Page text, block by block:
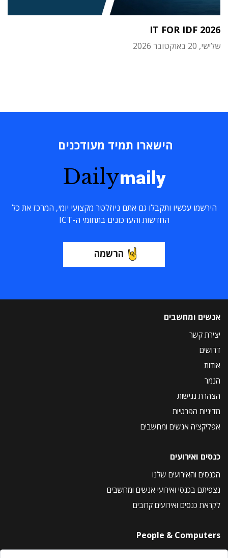
IT FOR IDF 2026
שלישי, 20 באוקטובר 2026
הישארו תמיד מעודכנים
Dailymaily
הירשמו עכשיו ותקבלו גם אתם ניוזלטר מקצועי יומי, המרכז את כל
החדשות והעדכונים בתחומי ה-ICT
הרשמה
אנשים ומחשבים
יצירת קשר
דרושים
אודות
הנמר
הצהרת נגישות
מדיניות הפרטיות
אפליקציה אנשים ומחשבים
כנסים ואירועים
הכנסים והאירועים שלנו
נצפיתם בכנסי ואירועי אנשים ומחשבים
לקראת כנסים ואירועים קרובים
People & Computers
About Us